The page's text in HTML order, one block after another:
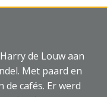
de Louw aan
Met paard en
cafés. Er werd